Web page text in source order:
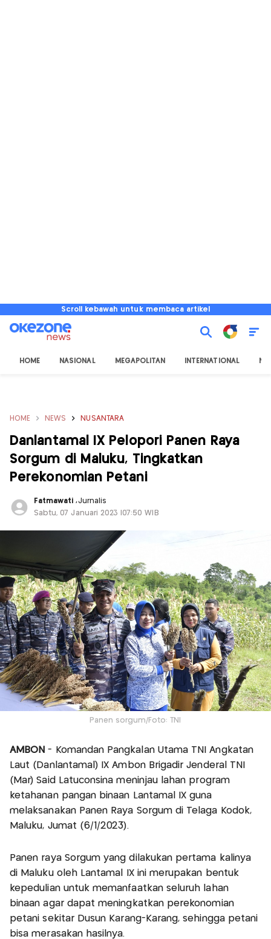
Scroll kebawah untuk membaca artikel
HOME NASIONAL MEGAPOLITAN INTERNATIONAL
HOME NEWS NUSANTARA
Danlantamal IX Pelopori Panen Raya
Sorgum di Maluku, Tingkatkan
Perekonomian Petani
Fatmawati,Jurnalis
Sabtu, 07 Januari 2023 |07:50 WIB
Panen sorgum/Foto: TNI
AMBON- Komandan Pangkalan Utama TNI Angkatan
Laut (Danlantamal) IX Ambon Brigadir Jenderal TNI
(Mar) Said Latuconsina meninjau lahan program
ketahanan pangan binaan Lantamal IX guna
melaksanakan Panen Raya Sorgum di Telaga Kodok,
Maluku, Jumat (6/1/2023).
Panen raya Sorgum yang dilakukan pertama kalinya
di Maluku oleh Lantamal IX ini merupakan bentuk
kepedulian untuk memanfaatkan seluruh lahan
binaan agar dapat meningkatkan perekonomian
petani sekitar Dusun Karang-Karang, sehingga petani
bisa merasakan hasilnya.